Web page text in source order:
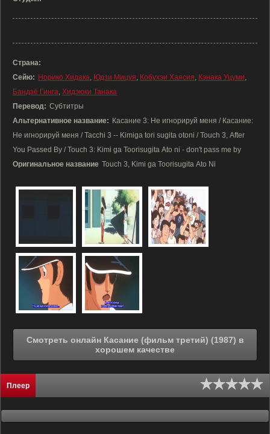
Страна:
Сейю: Норико Хидака, Юдзи Мицуя, Кобухэи Хаясия, Кэнака Уцуми,
Бандзё Гинга, Хидэюки Танака
Перевод: Субтитры
Альтернативное название: Касание 3: Не игнорируй меня / Касание:
Не игнорируй меня / Tacchi 3 -- Kimiga tori sugita otoni / Touch 3, After
You Passed By / Touch 3: Kimi ga Toorisugita Ato ni - don't pass me by
Оригинальное название Touch 3, Kimi ga Toorisugita Ato Ni
Смотреть онлайн Касание (фильм третий) (1987) в
хорошем качестве
Плеер